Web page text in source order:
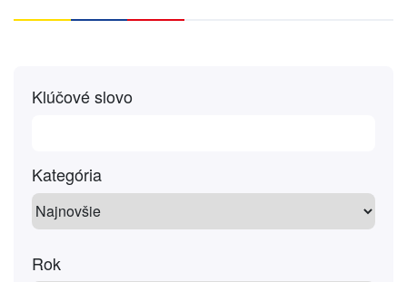
Klúčové slovo
Kategória
Rok